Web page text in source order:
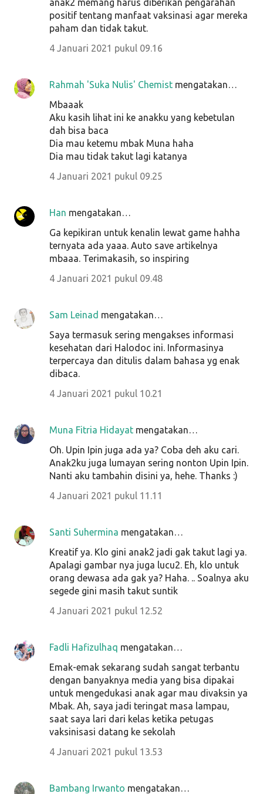
positif tentang manfaat vaksinasi agar mereka
paham dan tidak takut.
4 Januari 2021 pukul 09.16
Rahmah 'Suka Nulis' Chemist mengatakan…
Mbaaak
Aku kasih lihat ini ke anakku yang kebetulan
dah bisa baca
Dia mau ketemu mbak Muna haha
Dia mau tidak takut lagi katanya
4 Januari 2021 pukul 09.25
Han mengatakan…
Ga kepikiran untuk kenalin lewat game hahha
ternyata ada yaaa. Auto save artikelnya
mbaaa. Terimakasih, so inspiring
4 Januari 2021 pukul 09.48
Sam Leinad mengatakan…
Saya termasuk sering mengakses informasi
kesehatan dari Halodoc ini. Informasinya
terpercaya dan ditulis dalam bahasa yg enak
dibaca.
4 Januari 2021 pukul 10.21
Muna Fitria Hidayat mengatakan…
Oh. Upin Ipin juga ada ya? Coba deh aku cari.
Anak2ku juga lumayan sering nonton Upin Ipin.
Nanti aku tambahin disini ya, hehe. Thanks :)
4 Januari 2021 pukul 11.11
Santi Suhermina mengatakan…
Kreatif ya. Klo gini anak2 jadi gak takut lagi ya.
Apalagi gambar nya juga lucu2. Eh, klo untuk
orang dewasa ada gak ya? Haha. .. Soalnya aku
segede gini masih takut suntik
4 Januari 2021 pukul 12.52
Fadli Hafizulhaq mengatakan…
Emak-emak sekarang sudah sangat terbantu
dengan banyaknya media yang bisa dipakai
untuk mengedukasi anak agar mau divaksin ya
Mbak. Ah, saya jadi teringat masa lampau,
saat saya lari dari kelas ketika petugas
vaksinisasi datang ke sekolah
4 Januari 2021 pukul 13.53
Bambang Irwanto mengatakan…